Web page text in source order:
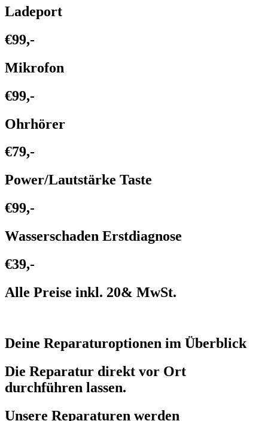
Ladeport
€99,-
Mikrofon
€99,-
Ohrhörer
€79,-
Power/Lautstärke Taste
€99,-
Wasserschaden Erstdiagnose
€39,-
Alle Preise inkl. 20& MwSt.
Deine Reparaturoptionen im Überblick
Die Reparatur direkt vor Ort
durchführen lassen.
Unsere Reparaturen werden